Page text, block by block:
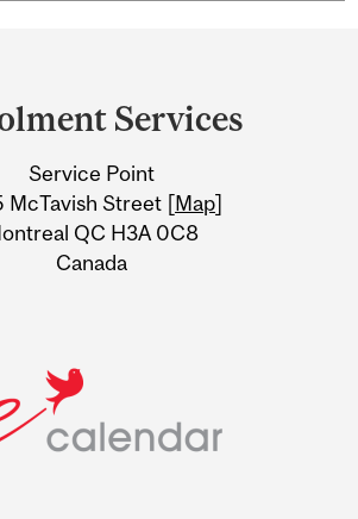
Services
Service Point
McTavish Street [Map]
QC H3A 0C8
Canada